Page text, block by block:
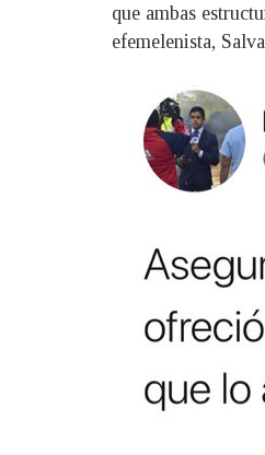
que ambas
efemelenista,